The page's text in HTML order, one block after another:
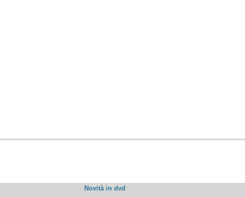
Novità in dvd